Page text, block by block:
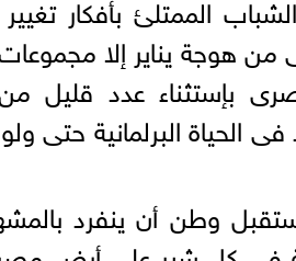
هوجة يناير إلا
بإستثناء عدد قليل
الحياة البرلمانية حتى
وطن أن ينفرد